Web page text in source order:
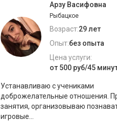
Арзу Васифовна
Рыбацкое
Возраст:29 лет
Опыт:без опыта
Цена услуги:
от 500 руб/45
Устанавливаю с учениками
доброжелательные отношения.
занятия, организовываю
игровые...